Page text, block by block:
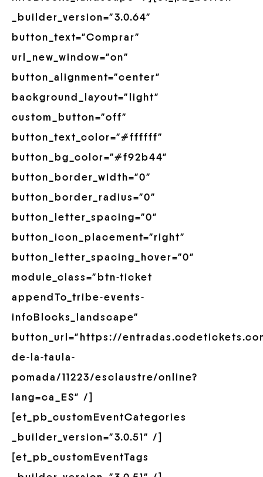
_builder_version=”3.0.64″
button_text=”Comprar”
url_new_window=”on”
button_alignment=”center”
background_layout=”light”
custom_button=”off”
button_text_color=”#ffffff”
button_bg_color=”#f92b44″
button_border_width=”0″
button_border_radius=”0″
button_letter_spacing=”0″
button_icon_placement=”right”
button_letter_spacing_hover=”0″
module_class=”btn-ticket
appendTo_tribe-events-
infoBlocks_landscape”
button_url=”https://
de-la-taula-
pomada/11223/esclaustre/online?
lang=ca_ES” /]
[et_pb_customEventCategories
_builder_version=”3.0.51″ /]
[et_pb_customEventTags